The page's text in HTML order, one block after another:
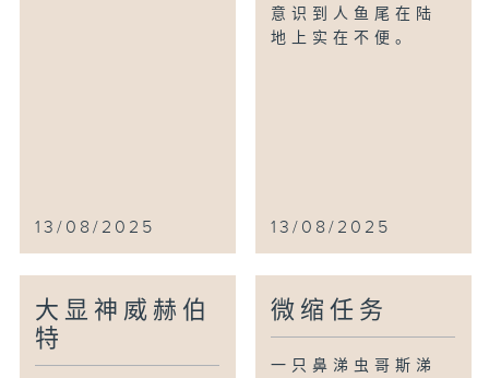
13/08/2025
意识到人鱼尾在陆
地上实在不便。
13/08/2025
大显神威赫伯
特
微缩任务
一只鼻涕虫哥斯涕